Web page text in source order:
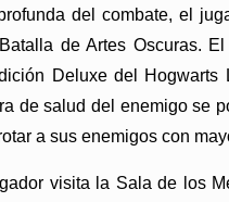
del combate, el
de Artes Oscuras.
Deluxe del
de salud del enemigo se
a sus enemigos con
visita la Sala de los